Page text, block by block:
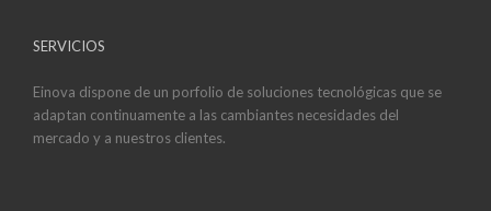
SERVICIOS
Einova dispone de un porfolio de soluciones tecnológicas que se
adaptan continuamente a las cambiantes necesidades del
mercado y a nuestros clientes.